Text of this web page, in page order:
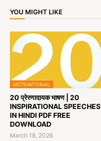
YOU MIGHT LIKE
MOTIVATIONAL
20 प्रेरणादायक भाषण | 20
INSPIRATIONAL SPEECHES
IN HINDI PDF FREE
DOWNLOAD
March 18, 2026